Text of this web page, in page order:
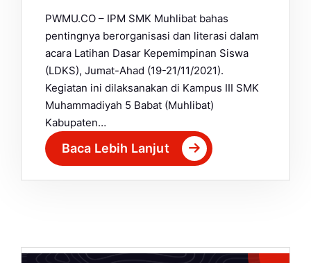
PWMU.CO – IPM SMK Muhlibat bahas
pentingnya berorganisasi dan literasi dalam
acara Latihan Dasar Kepemimpinan Siswa
(LDKS), Jumat-Ahad (19-21/11/2021).
Kegiatan ini dilaksanakan di Kampus III SMK
Muhammadiyah 5 Babat (Muhlibat)
Kabupaten…
Baca Lebih Lanjut